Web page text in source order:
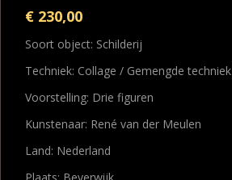
€ 230,00
Soort object: Schilderij
Techniek: Collage / Gemengde techniek
Voorstelling: Drie figuren
Kunstenaar: René van der Meulen
Land: Nederland